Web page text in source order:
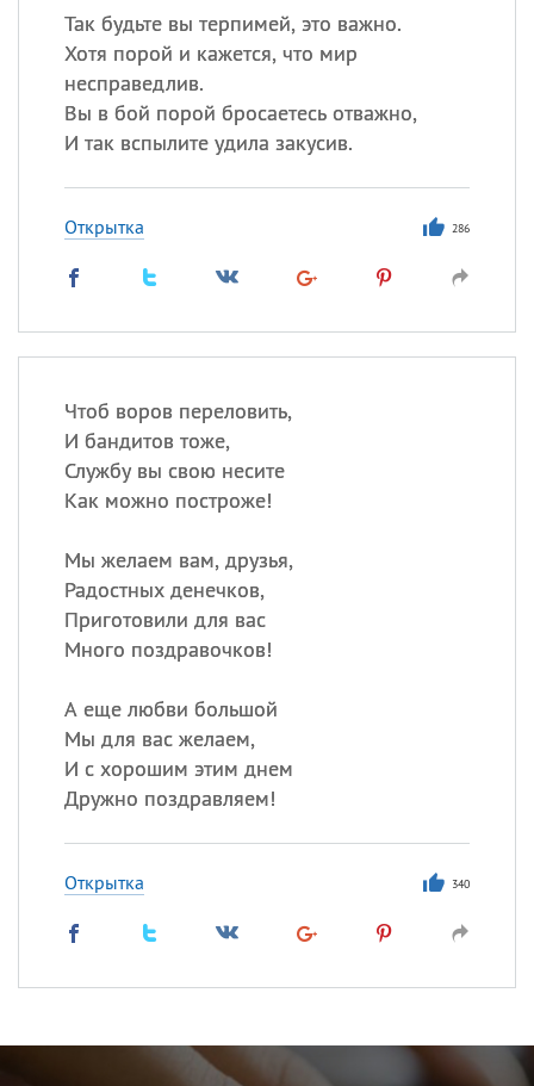
Так будьте вы терпимей, это важно.
Хотя порой и кажется, что мир
несправедлив.
Вы в бой порой бросаетесь отважно,
И так вспылите удила закусив.
Открытка 286
Чтоб воров переловить,
И бандитов тоже,
Службу вы свою несите
Как можно построже!
Мы желаем вам, друзья,
Радостных денечков,
Приготовили для вас
Много поздравочков!
А еще любви большой
Мы для вас желаем,
И с хорошим этим днем
Дружно поздравляем!
Открытка 340